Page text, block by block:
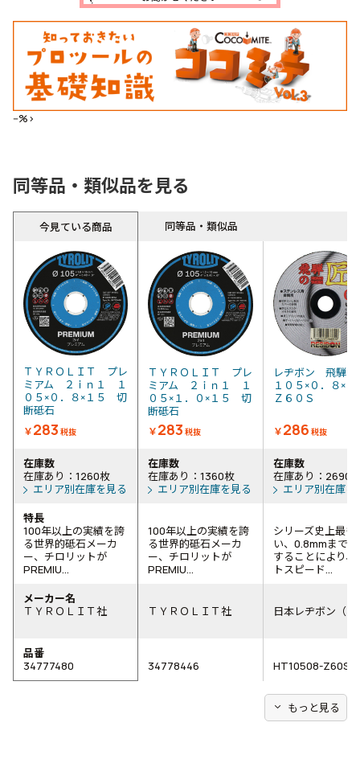
--%>
同等品・類似品を見る
今見ている商品 同等品・類似品
ＴＹＲＯＬＩＴ プレ
ミアム ２ｉｎ１ １
０５×０．８×１５ 切
断砥石
￥283 税抜
ＴＹＲＯＬＩＴ プレ
ミアム ２ｉｎ１ １
０５×１．０×１５ 切
断砥石
￥283 税抜
レヂボン 飛騨
１０５×０．８×
Ｚ６０Ｓ
￥286 税抜
在庫数
在庫あり：1260枚
エリア別在庫を見る
在庫数
在庫あり：1360枚
エリア別在庫を見る
在庫数
在庫あり：2690
エリア別在庫を
特長
100年以上の実績を誇
る世界的砥石メーカ
ー、チロリットが
PREMIU...
100年以上の実績を誇
る世界的砥石メーカ
ー、チロリットが
PREMIU...
シリーズ史上最も
い、0.8mmまで
することにより、
トスピード...
メーカー名
ＴＹＲＯＬＩＴ社
ＴＹＲＯＬＩＴ社 日本レヂボン（株
品番
34777480
34778446 HT10508-Z60S
expand_more もっと見る